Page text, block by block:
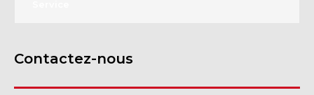
Contactez-nous